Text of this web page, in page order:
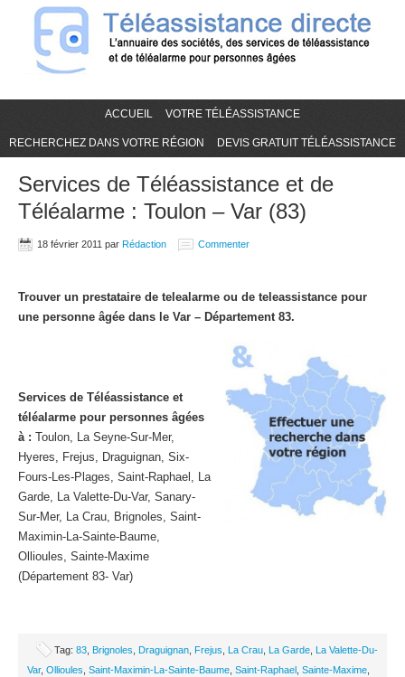
ACCUEIL VOTRE TÉLÉASSISTANCE
RECHERCHEZ DANS VOTRE RÉGION DEVIS GRATUIT TÉLÉASSISTANCE
Services de Téléassistance et de
Téléalarme : Toulon – Var (83)
18 février 2011 par Rédaction Commenter
Trouver un prestataire de telealarme ou de teleassistance pour
une personne âgée dans le Var – Département 83.
Services de Téléassistance et
téléalarme pour personnes âgées
à : Toulon, La Seyne-Sur-Mer,
Hyeres, Frejus, Draguignan, Six-
Fours-Les-Plages, Saint-Raphael, La
Garde, La Valette-Du-Var, Sanary-
Sur-Mer, La Crau, Brignoles, Saint-
Maximin-La-Sainte-Baume,
Ollioules, Sainte-Maxime
(Département 83- Var)
Tag: 83 Brignoles Draguignan Frejus La Crau La Garde La Valette-Du-
Var, Ollioules Saint-Maximin-La-Sainte-Baume Saint-Raphael Sainte-Maxime